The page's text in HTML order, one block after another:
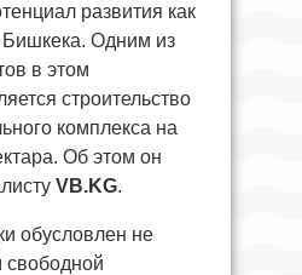
развития как
Бишкека. Одним из
в этом
строительство
комплекса на
Об этом он
VB.KG.
обусловлен не
свободной